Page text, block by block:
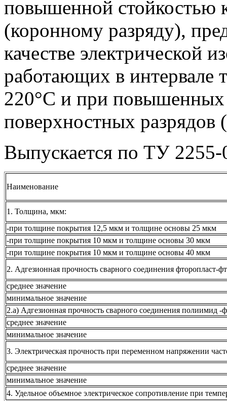
повышенной стойкостью
(коронному разряду),
качестве электрической
работающих в интервале
220°С и при повышенных
поверхностных разрядов
Выпускается по ТУ
Наименование
1. Толщина, мкм:
-при толщине покрытия 12,5 мкм и толщине основы 25 мкм
-при толщине покрытия 10 мкм и толщине основы 30 мкм
-при толщине покрытия 10 мкм и толщине основы 40 мкм
2. Адгезионная прочность сварного соединения
среднее значение
минимальное значение
2.а) Адгезионная прочность сварного соединения полиимид
среднее значение
минимальное значение
3. Электрическая прочность при переменном напряжении
среднее значение
минимальное значение
4. Удельное объемное электрическое сопротивление при